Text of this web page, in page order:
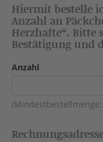
Hiermit bestelle
Anzahl an
Herzhafte“. Bitte
Bestätigung und
Anzahl
(Mindestbestellmenge: